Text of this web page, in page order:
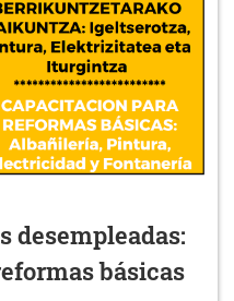
desempleadas:
básicas